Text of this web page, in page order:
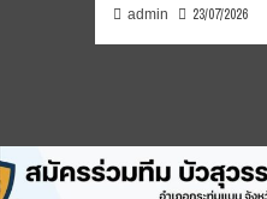
admin 23/07/2026